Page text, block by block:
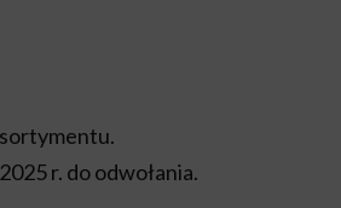
r. do odwołania.